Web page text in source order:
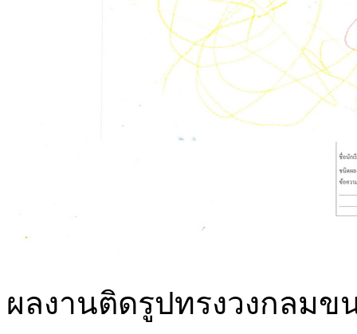
ผลงานติดรูปทรงวงกลมข